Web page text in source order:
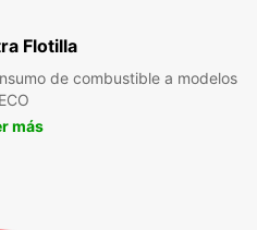
Flotilla
de combustible a modelos
ECO
más